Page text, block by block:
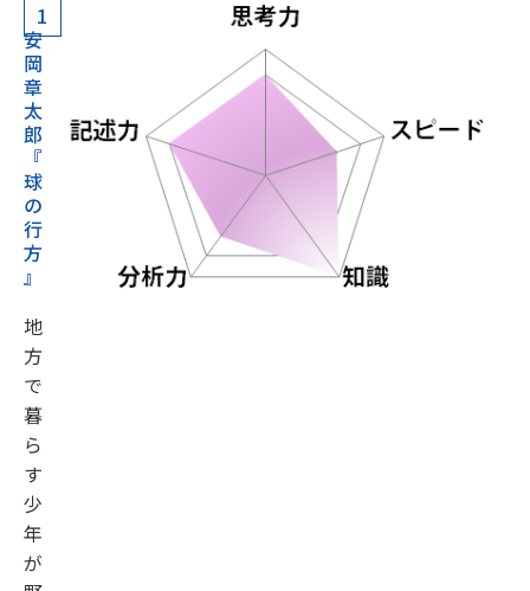
1
安
岡
章
太
郎
『
球
の
行
方
』
地
方
で
暮
ら
す
少
年
が